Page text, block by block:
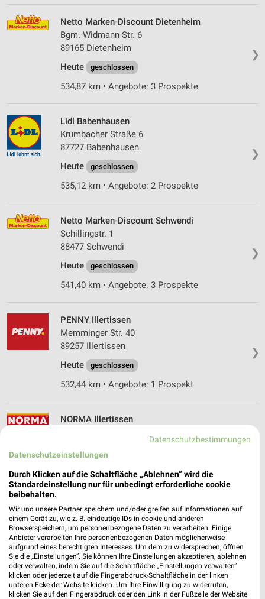
❯
Netto Marken-Discount Dietenheim
Bgm.-Widmann-Str. 6
89165 Dietenheim
Heute
geschlossen
534,87 km • Angebote: 3 Prospekte
❯
Lidl Babenhausen
Krumbacher Straße 6
87727 Babenhausen
Heute
geschlossen
535,12 km • Angebote: 2 Prospekte
❯
Netto Marken-Discount Schwendi
Schillingstr. 1
88477 Schwendi
Heute
geschlossen
541,40 km • Angebote: 3 Prospekte
❯
PENNY Illertissen
Memminger Str. 40
89257 Illertissen
Heute
geschlossen
532,44 km • Angebote: 1 Prospekt
NORMA Illertissen
532,26 km • Angebote: 3 Prospekte
NORMA Ochsenhausen
Untere Wiesen 2
88416 Ochsenhausen
Heute
geschlossen
551,61 km • Angebote: 2 Prospekte
Datenschutzbestimmungen
Datenschutzeinstellungen
Durch Klicken auf die Schaltfläche „Ablehnen“ wird die
Standardeinstellung nur für unbedingt erforderliche cookie
beibehalten.
Wir und unsere Partner speichern und/oder greifen auf Informationen auf
einem Gerät zu, wie z. B. eindeutige IDs in cookie und anderen
Browserspeichern, um personenbezogene Daten zu verarbeiten. Einige
Anbieter verarbeiten Ihre personenbezogenen Daten möglicherweise
aufgrund eines berechtigten Interesses. Um dem zu widersprechen, öffnen
Sie die „Einstellungen“. Sie können Ihre Einstellungen akzeptieren, ablehnen
oder verwalten, indem Sie auf die Schaltfläche „Einstellungen verwalten“
klicken oder jederzeit auf die Fingerabdruck-Schaltfläche in der linken
unteren Ecke der Website klicken. Um Ihre Einwilligung zu widerrufen,
klicken Sie auf den Fingerabdruck oder den Link in der Fußzeile der Website